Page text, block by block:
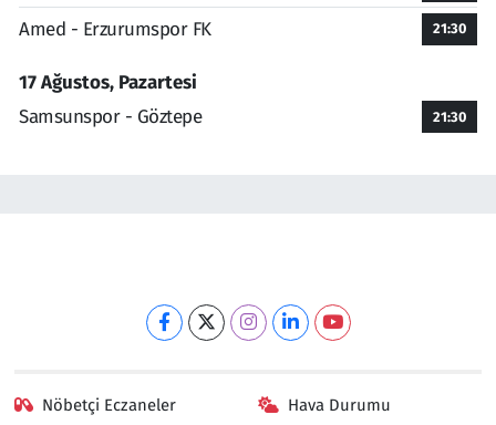
Amed - Erzurumspor FK 21:30
17 Ağustos, Pazartesi
Samsunspor - Göztepe
21:30
Nöbetçi Eczaneler Hava Durumu